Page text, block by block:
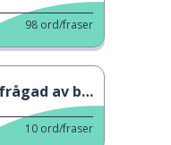
98 ord/fraser
barnläkaren
10 ord/fraser